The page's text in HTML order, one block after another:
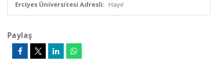
Erciyes Üniversitesi Adresli: Hayır
Paylaş